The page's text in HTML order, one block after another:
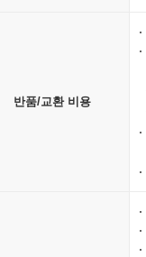
반품/교환 비용